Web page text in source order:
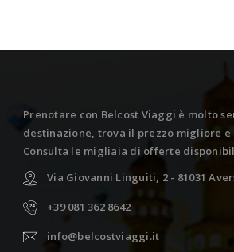
Prenotare con Belcost Viaggi è molto
destinazione, trova il prezzo migliore e
Consulta le migliaia di offerte
Via Giovanni Linguiti, 2 - 81031
+39 081 362 8642
info@belcostviaggi.it